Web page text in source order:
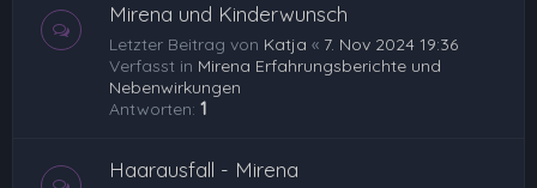
Mirena und Kinderwunsch
Letzter Beitrag von Katja « 7. Nov 2024 19:36
Verfasst in Mirena Erfahrungsberichte und
Nebenwirkungen
Antworten: 1
Haarausfall - Mirena